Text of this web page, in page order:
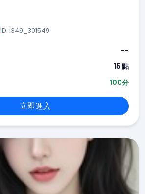
ID: i349_301549
--
15 點
100分
立即進入